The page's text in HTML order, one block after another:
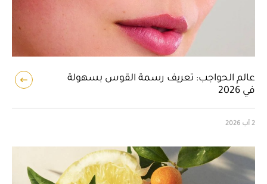
عالم الحواجب: تعريف رسمة القوس بسهولة
في 2026
2 آب 2026